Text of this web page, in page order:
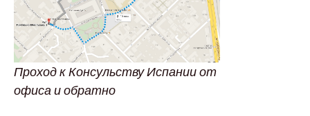
Проход к Консульству Испании от
офиса и обратно